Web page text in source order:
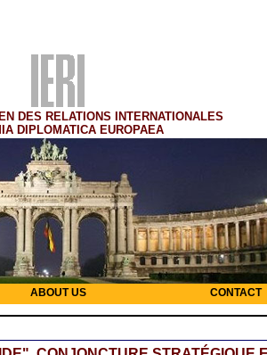
DES RELATIONS INTERNATIONALES
DIPLOMATICA EUROPAEA
ABOUT US CONTACT